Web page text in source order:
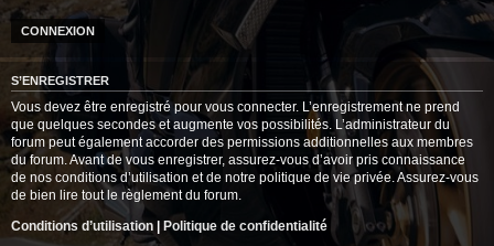
S’ENREGISTRER
Vous devez être enregistré pour vous connecter. L’enregistrement ne prend
que quelques secondes et augmente vos possibilités. L’administrateur du
forum peut également accorder des permissions additionnelles aux membres
du forum. Avant de vous enregistrer, assurez-vous d’avoir pris connaissance
de nos conditions d’utilisation et de notre politique de vie privée. Assurez-vous
de bien lire tout le règlement du forum.
Conditions d’utilisation | Politique de confidentialité